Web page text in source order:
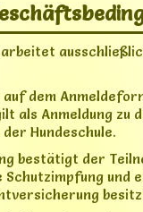
arbeitet
dem
als Anmeldung zu
Hundeschule.
bestätigt der
Schutzimpfung und